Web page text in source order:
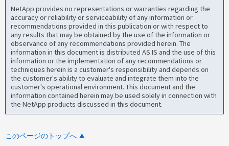
NetApp provides no representations or warranties regarding the
accuracy or reliability or serviceability of any information or
recommendations provided in this publication or with respect to
any results that may be obtained by the use of the information or
observance of any recommendations provided herein. The
information in this document is distributed AS IS and the use of this
information or the implementation of any recommendations or
techniques herein is a customer's responsibility and depends on
the customer's ability to evaluate and integrate them into the
customer's operational environment. This document and the
information contained herein may be used solely in connection with
the NetApp products discussed in this document.
このページのトップへ